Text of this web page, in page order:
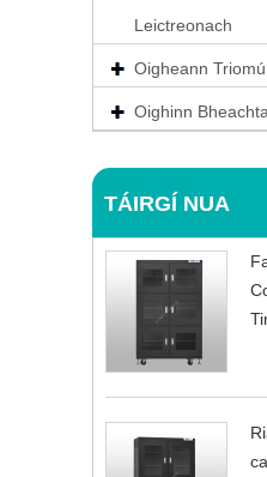
Leictreonach
Oigheann Triomú
Oighinn
TÁIRGÍ NUA